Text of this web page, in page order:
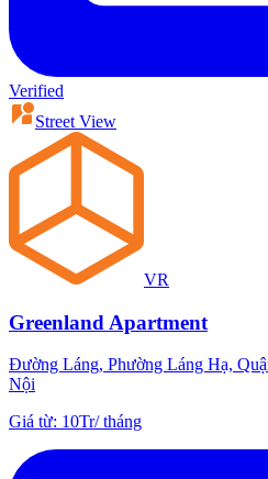
Verified
Street View
VR
Greenland Apartment
Đường Láng, Phường Láng Hạ,
Nội
Giá từ: 10Tr/tháng